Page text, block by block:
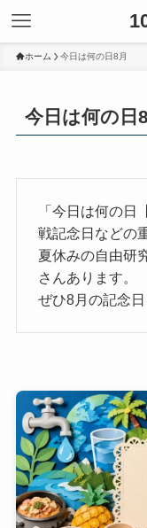
ホーム 今日は何の日8月
今日は何の日
「今日は何の
戦記念日などの
夏休みの自由研
さんあります。
ぜひ8月の記念